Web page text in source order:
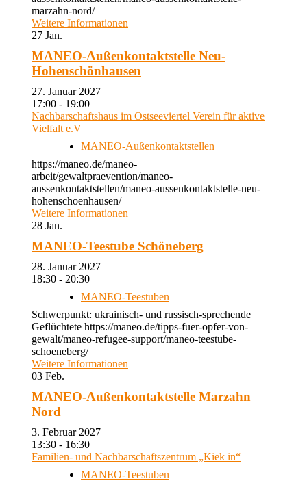
marzahn-nord/
Weitere Informationen
27 Jan.
MANEO-Außenkontaktstelle Neu-
Hohenschönhausen
27. Januar 2027
17:00 - 19:00
Nachbarschaftshaus im Ostseeviertel Verein für aktive
Vielfalt e.V
MANEO-Außenkontaktstellen
https://maneo.de/maneo-
arbeit/gewaltpraevention/maneo-
aussenkontaktstellen/maneo-aussenkontaktstelle-neu-
hohenschoenhausen/
Weitere Informationen
28 Jan.
MANEO-Teestube Schöneberg
28. Januar 2027
18:30 - 20:30
MANEO-Teestuben
Schwerpunkt: ukrainisch- und russisch-sprechende
Geflüchtete https://maneo.de/tipps-fuer-opfer-von-
gewalt/maneo-refugee-support/maneo-teestube-
schoeneberg/
Weitere Informationen
03 Feb.
MANEO-Außenkontaktstelle Marzahn
Nord
3. Februar 2027
13:30 - 16:30
Familien- und Nachbarschaftszentrum „Kiek in“
MANEO-Teestuben